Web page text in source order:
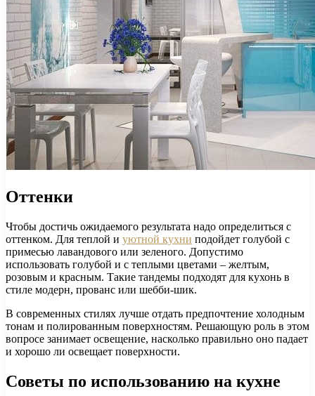
Оттенки
Чтобы достичь ожидаемого результата надо определиться с
оттенком. Для теплой и уютной кухни подойдет голубой с
примесью лавандового или зеленого. Допустимо
использовать голубой и с теплыми цветами – желтым,
розовым и красным. Такие тандемы подходят для кухонь в
стиле модерн, прованс или шебби-шик.
В современных стилях лучше отдать предпочтение холодным
тонам и полированным поверхностям. Решающую роль в этом
вопросе занимает освещение, насколько правильно оно падает
и хорошо ли освещает поверхности.
Советы по использованию на кухне